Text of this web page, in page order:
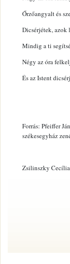
Őrzőangyalt és
Dicsérjétek, azok
Mindig a ti
Négy az óra
És az Istent
Forrás: Pfeiffer
székesegyház
Zsilinszky Cecília